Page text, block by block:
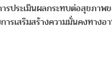
ประเมินผลกระทบต่อสุขภาพ
รเสริมสร้างความมั่นคงทางอ